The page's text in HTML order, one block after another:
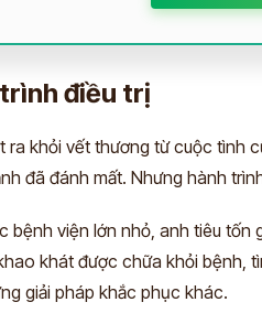
điều trị
ra khỏi vết thương từ cuộc tình
đã đánh mất. Nhưng hành
bệnh viện lớn nhỏ, anh tiêu
khát được chữa khỏi bệnh,
giải pháp khắc phục khác.